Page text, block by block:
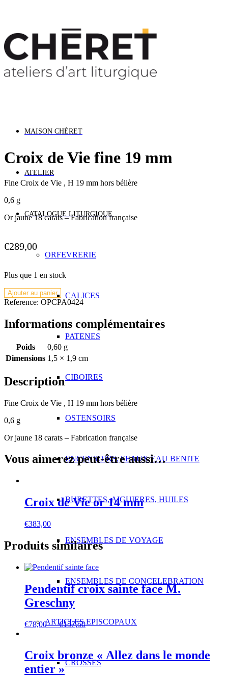
MAISON CHÉRET
ATELIER
CATALOGUE LITURGIQUE
ORFEVRERIE
CALICES
PATENES
CIBOIRES
OSTENSOIRS
ENCENSOIRS, SEAUX EAU BENITE
BURETTES, AIGUIERES, HUILES
ENSEMBLES DE VOYAGE
ENSEMBLES DE CONCELEBRATION
ARTICLES EPISCOPAUX
CROSSES
Croix de Vie fine 19 mm
Fine Croix de Vie , H 19 mm hors bélière
0,6 g
Or jaune 18 carats – Fabrication française
€289,00
Plus que 1 en stock
quantité
de
de
Vie
mm
Ajouter au panier
Reference: OPCPA0424
Informations complémentaires
Poids
0,60 g
Dimensions 1,5 × 1,9 cm
Description
Fine Croix de Vie , H 19 mm hors bélière
0,6 g
Or jaune 18 carats – Fabrication française
Vous aimerez peut-être aussi…
Croix de Vie or 14 mm
€383,00
Produits similaires
Pendentif croix sainte face M.
Greschny
€78,00 – €157,50Plage
à
Croix bronze « Allez dans le monde
entier »